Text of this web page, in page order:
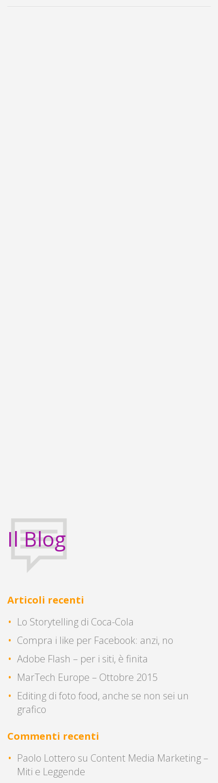
Il Blog
Articoli recenti
Lo Storytelling di Coca-Cola
Compra i like per Facebook: anzi, no
Adobe Flash – per i siti, è finita
MarTech Europe – Ottobre 2015
Editing di foto food, anche se non sei un
grafico
Commenti recenti
Paolo Lottero su Content Media Marketing –
Miti e Leggende